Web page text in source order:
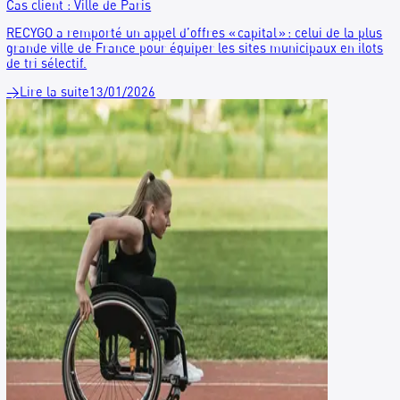
Cas client : ForProf
ForProf, organisme de formation pour les concours de
professeurs des écoles, recherchait une solution pour
sécuriser ses papiers dans ses bureaux avignonnais.
→Lire la suite27/01/2026